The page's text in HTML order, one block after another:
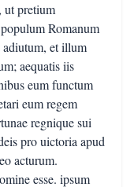
ut pretium
Romanum
et illum
aequatis iis
eum functum
eum regem
regnique sui
pro uictoria apud
acturum.
esse. ipsum